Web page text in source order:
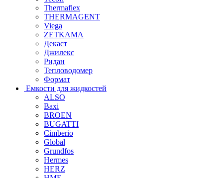
Thermaflex
THERMAGENT
Viega
ZETKAMA
Декаст
Джилекс
Ридан
Тепловодомер
Формат
Емкости для жидкостей
ALSO
Baxi
BROEN
BUGATTI
Cimberio
Global
Grundfos
Hermes
HERZ